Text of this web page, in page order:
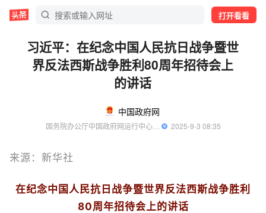
打开看看
习近平：在纪念中国人民抗日战争暨世
界反法西斯战争胜利80周年招待会上
的讲话
中国政府网
国务院办公厅中国政府网运行中心官方账号
  2025-9-3 08:35
来源：新华社
在纪念中国人民抗日战争暨世界反法西斯战争胜利
80周年招待会上的讲话